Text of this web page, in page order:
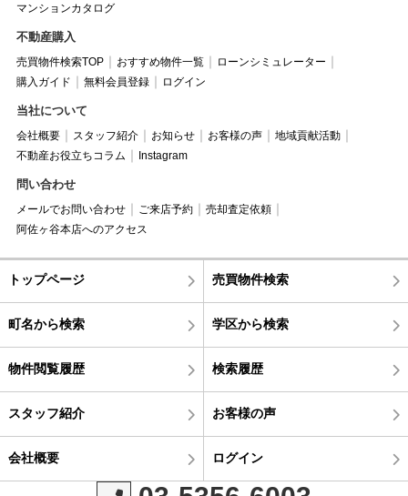
マンションカタログ
不動産購入
売買物件検索TOP おすすめ物件一覧
ローンシミュレーター
購入ガイド
無料会員登録 ログイン
当社について
会社概要 スタッフ紹介 お知らせ お客様の声
地域貢献活動
不動産お役立ちコラム
Instagram
問い合わせ
メールでお問い合わせ ご来店予約
売却査定依頼
阿佐ヶ谷本店へのアクセス
トップページ 売買物件検索
町名から検索 学区から検索
物件閲覧履歴 検索履歴
スタッフ紹介 お客様の声
会社概要 ログイン